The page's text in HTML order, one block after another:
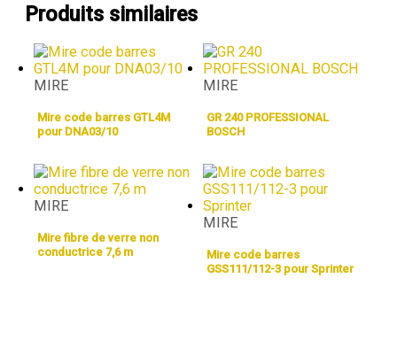
Produits similaires
MIRE
Mire code barres GTL4M
pour DNA03/10
MIRE
GR 240 PROFESSIONAL
BOSCH
MIRE
Mire fibre de verre non
conductrice 7,6 m
MIRE
Mire code barres
GSS111/112-3 pour Sprinter